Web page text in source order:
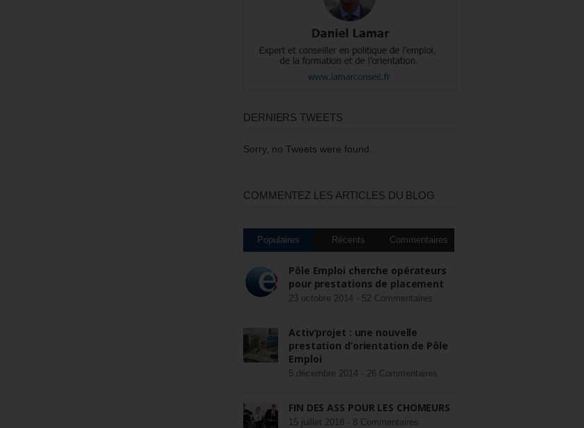
DERNIERS TWEETS
Sorry, no Tweets were found.
COMMENTEZ LES ARTICLES DU BLOG
Populaires Récents Commentaires
Pôle Emploi cherche opérateurs
pour prestations de placement
23 octobre 2014 - 52 Commentaires
Activ’projet : une nouvelle
prestation d’orientation de Pôle
Emploi
5 décembre 2014 - 26 Commentaires
FIN DES ASS POUR LES CHÔMEURS
15 juillet 2018 - 8 Commentaires